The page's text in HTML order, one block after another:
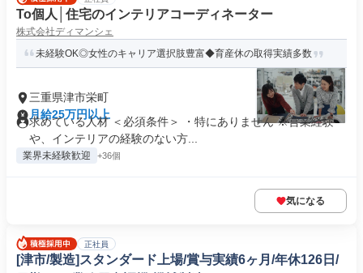
To個人│住宅のインテリアコーディネーター
株式会社ディマンシェ
未経験OK◎女性のキャリア選択肢豊富◆育産休の取得実績多数
三重県津市栄町
月給25万円以上
求めている人材 ＜必須条件＞ ・特にありません ※営業経験
や、インテリアの経験のない方...
業界未経験歓迎 +36個
気になる
正社員
[津市/製造]スタンダード上場/賞与実績6ヶ月/年休126日/